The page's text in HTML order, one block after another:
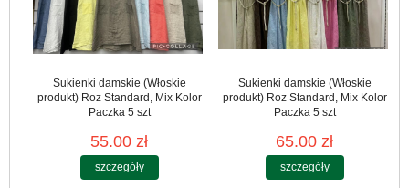
Sukienki damskie (Włoskie
produkt) Roz Standard, Mix Kolor
Paczka 5 szt
55.00 zł
szczegóły
Sukienki damskie (Włoskie
produkt) Roz Standard, Mix Kolor
Paczka 5 szt
65.00 zł
szczegóły